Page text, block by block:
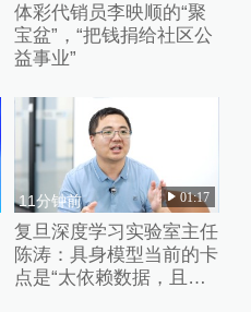
体彩代销员李映顺的“聚
宝盆”，“把钱捐给社区公
益事业”
11分钟前 01:17
复旦深度学习实验室主任
陈涛：具身模型当前的卡
点是“太依赖数据，且缺